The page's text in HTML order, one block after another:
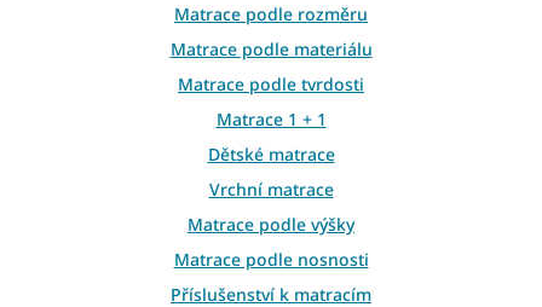
í
p
r
v
k
y
v
ý
p
i
s
u
Matrace podle rozměru
Matrace podle materiálu
Matrace podle tvrdosti
Matrace 1 + 1
Dětské matrace
Vrchní matrace
Matrace podle výšky
Matrace podle nosnosti
Příslušenství k matracím